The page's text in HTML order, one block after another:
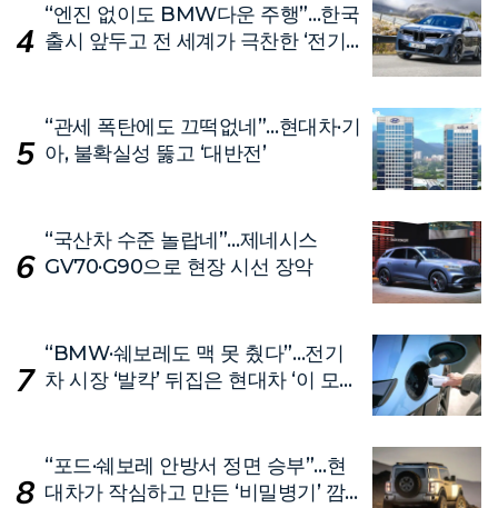
“엔진 없이도 BMW다운 주행”…한국
출시 앞두고 전 세계가 극찬한 ‘전기
“관세 폭탄에도 끄떡없네”…현대차·기
아, 불확실성 뚫고 ‘대반전’
“국산차 수준 놀랍네”…제네시스
GV70·G90으로 현장 시선 장악
“BMW·쉐보레도 맥 못 췄다”…전기
차 시장 ‘발칵’ 뒤집은 현대차 ‘이 모
“포드·쉐보레 안방서 정면 승부”…현
대차가 작심하고 만든 ‘비밀병기’ 깜